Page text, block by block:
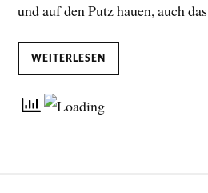
und auf den Putz hauen, auch das
WEITERLESEN